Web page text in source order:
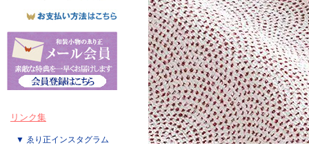
リンク集
▼ ゑり正インスタグラム